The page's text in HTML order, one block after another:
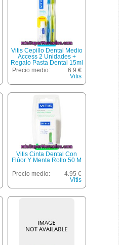
Vitis Cepillo Dental Medio
Access 2 Unidades +
Regalo Pasta Dental 15ml
Precio medio:
6.9 €
Vitis
Vitis Cinta Dental Con
Flúor Y Menta Rollo 50 M
Precio medio:
4.95 €
Vitis